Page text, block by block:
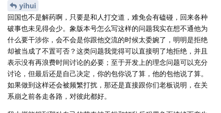
yihui
回国也不是解药啊，只要是和人打交道，难免会有磕碰，回来各种
破事也未见得会少。象版本号怎么写这样的问题我实在想不通他为
什么要干涉你，会不会是你跟他交流的时候太委婉了，明明是拒绝
却被当成了不置可否？这类问题我觉得可以直接明了地拒绝，并且
表示没有再浪费时间讨论的必要；至于开发上的理念问题可以充分
讨论，但最后还是自己决定，你的包你说了算，他的包他说了算。
如果做到这样还会被频繁打扰，那还是直接跟你们老板说明，在关
系崩之前各走各路，对彼此都好。